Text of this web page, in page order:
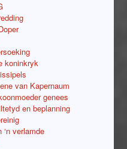
koninkryk
van Kapernaum
genees
en beplanning
verlamde